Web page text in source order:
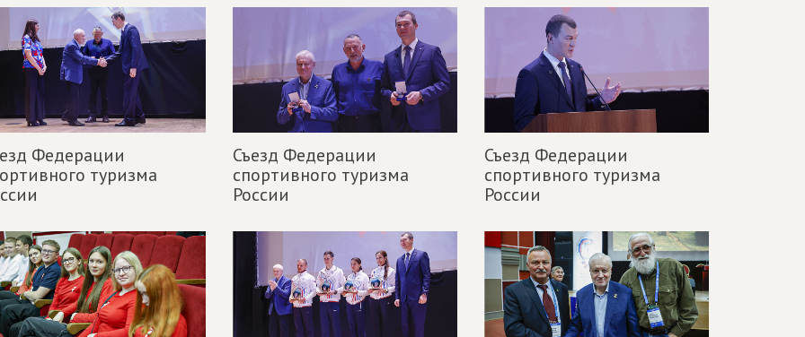
Федерации
туризма
Съезд Федерации
спортивного туризма
России
Съезд Федерации
спортивного туризма
России